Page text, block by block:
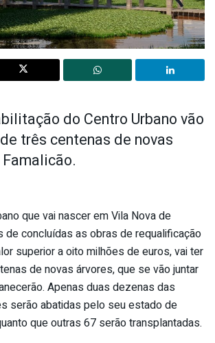
do Centro Urbano vão
três centenas de novas
que vai nascer em Vila Nova de
de concluídas as obras de requalificação
superior a oito milhões de euros, vai ter
de novas árvores, que se vão juntar
Apenas duas dezenas das
serão abatidas pelo seu estado de
que outras 67 serão transplantadas.